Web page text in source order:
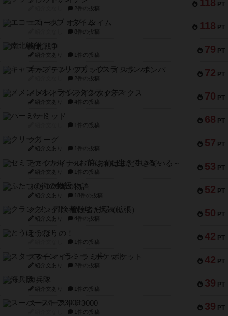
118 PT
2件の投稿
118 PT
エコーズ・オブ・タイム
8件の投稿
79 PT
南北戦争
紹介文あり 1件の投稿
72 PT
キャプテン・フリップ：イスラ・ボンバ
2件の投稿
70 PT
メメントオンラインタクティクス
紹介文あり 4件の投稿
68 PT
パーミッド
1件の投稿
57 PT
クリーグ
紹介文あり 1件の投稿
53 PT
セミファイナル ～お前はまだ生きている～
紹介文あり 1件の投稿
52 PT
ふたつの街の物語
紹介文あり 18件の投稿
50 PT
クランク! ：冒険者たち（拡張）
紹介文あり 4件の投稿
42 PT
とうほうの！
1件の投稿
42 PT
スターマイン・ラミー ポケット
紹介文あり 2件の投稿
39 PT
海兵隊
紹介文あり 1件の投稿
39 PT
スーパーストア3000
1件の投稿